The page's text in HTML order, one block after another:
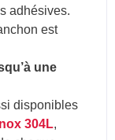
adhésives.
est
une
disponibles
304L,